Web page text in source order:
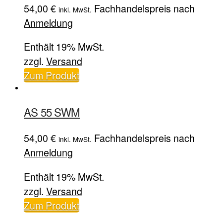
54,00 € inkl. MwSt. Fachhandelspreis nach
Anmeldung
Enthält 19% MwSt.
zzgl. Versand
Zum Produkt
AS 55 SWM
54,00 € inkl. MwSt. Fachhandelspreis nach
Anmeldung
Enthält 19% MwSt.
zzgl. Versand
Zum Produkt